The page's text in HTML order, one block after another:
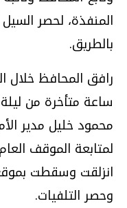
المنفذة، لحصر
بالطريق.
رافق المحافظ خلال
ساعة متأخرة من
محمود خليل مدير
لمتابعة الموقف
انزلقت وسقطت
وحصر التلفيات.